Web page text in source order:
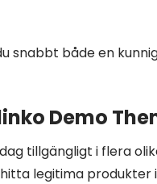
snabbt både en
Demo
tillgängligt i flera
legitima produkter